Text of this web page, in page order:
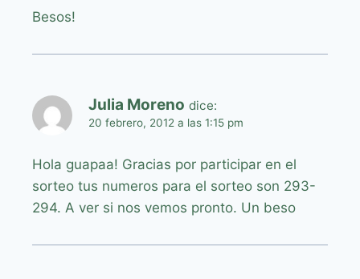
Besos!
Julia Moreno dice:
20 febrero, 2012 a las 1:15 pm
Hola guapaa! Gracias por participar en el
sorteo tus numeros para el sorteo son 293-
294. A ver si nos vemos pronto. Un beso